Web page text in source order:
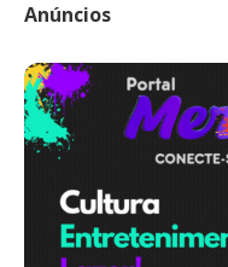
Anúncios